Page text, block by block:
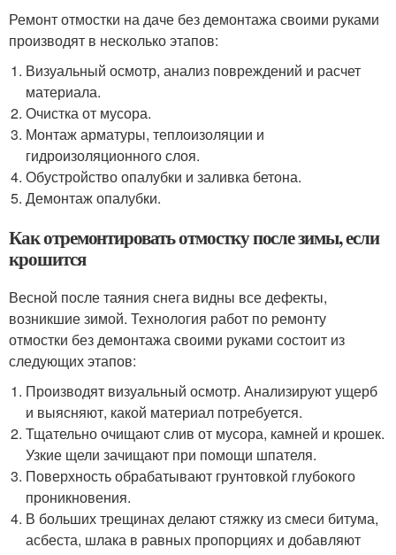
Ремонт отмостки на даче без демонтажа своими руками
производят в несколько этапов:
Визуальный осмотр, анализ повреждений и расчет
материала.
Очистка от мусора.
Монтаж арматуры, теплоизоляции и
гидроизоляционного слоя.
Обустройство опалубки и заливка бетона.
Демонтаж опалубки.
Как отремонтировать отмостку после зимы, если
крошится
Весной после таяния снега видны все дефекты,
возникшие зимой. Технология работ по ремонту
отмостки без демонтажа своими руками состоит из
следующих этапов:
Производят визуальный осмотр. Анализируют ущерб
и выясняют, какой материал потребуется.
Тщательно очищают слив от мусора, камней и крошек.
Узкие щели зачищают при помощи шпателя.
Поверхность обрабатывают грунтовкой глубокого
проникновения.
В больших трещинах делают стяжку из смеси битума,
асбеста, шлака в равных пропорциях и добавляют